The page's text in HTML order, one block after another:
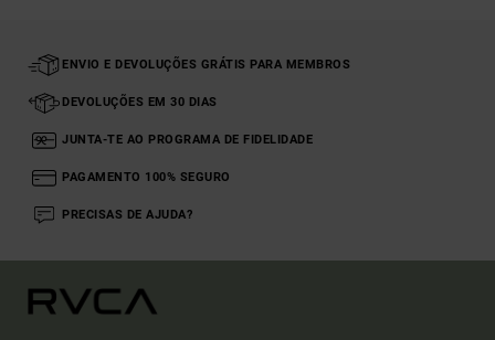
ENVIO E DEVOLUÇÕES GRÁTIS PARA MEMBROS
DEVOLUÇÕES EM 30 DIAS
JUNTA-TE AO PROGRAMA DE FIDELIDADE
PAGAMENTO 100% SEGURO
PRECISAS DE AJUDA?